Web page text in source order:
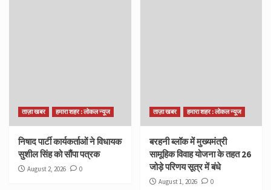
ताज़ा खबर हमारा शहर : लोकल न्यूज
निषाद पार्टी कार्यकर्ताओं ने विधायक
सुशील सिंह को सौंपा पत्रक
August 2, 2026 0
ताज़ा खबर हमारा शहर : लोकल न्यूज
बरहनी ब्लॉक में मुख्यमंत्री
सामूहिक विवाह योजना के तहत 26
जोड़े परिणय सूत्र में बंधे
August 1, 2026 0